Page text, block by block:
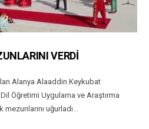
VERDİ
Alanya Alaaddin Keykubat
Öğretimi Uygulama ve Araştırma
uğurladı...